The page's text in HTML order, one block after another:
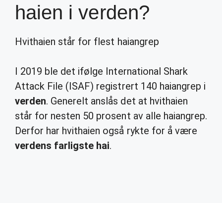
haien i verden?
Hvithaien står for flest haiangrep
I 2019 ble det ifølge International Shark
Attack File (ISAF) registrert 140 haiangrep i
verden. Generelt anslås det at hvithaien
står for nesten 50 prosent av alle haiangrep.
Derfor har hvithaien også rykte for å være
verdens farligste hai.